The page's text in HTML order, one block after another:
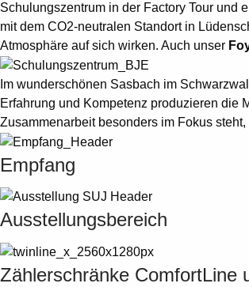
Schulungszentrum in der Factory Tour und
mit dem CO2-neutralen Standort in
Atmosphäre auf sich wirken. Auch unser
Im wunderschönen Sasbach im
Erfahrung und Kompetenz produzieren die
Zusammenarbeit besonders im Fokus
Empfang
Ausstellungsbereich
Zählerschränke ComfortLine